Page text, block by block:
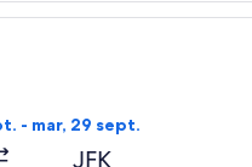
- mar, 29 sept.
JFK
de JetBlue Airways,